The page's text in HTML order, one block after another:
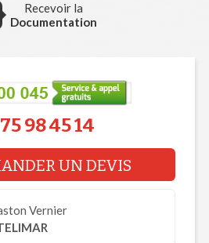
Recevoir la
Documentation
98 45 14
UN DEVIS
Vernier